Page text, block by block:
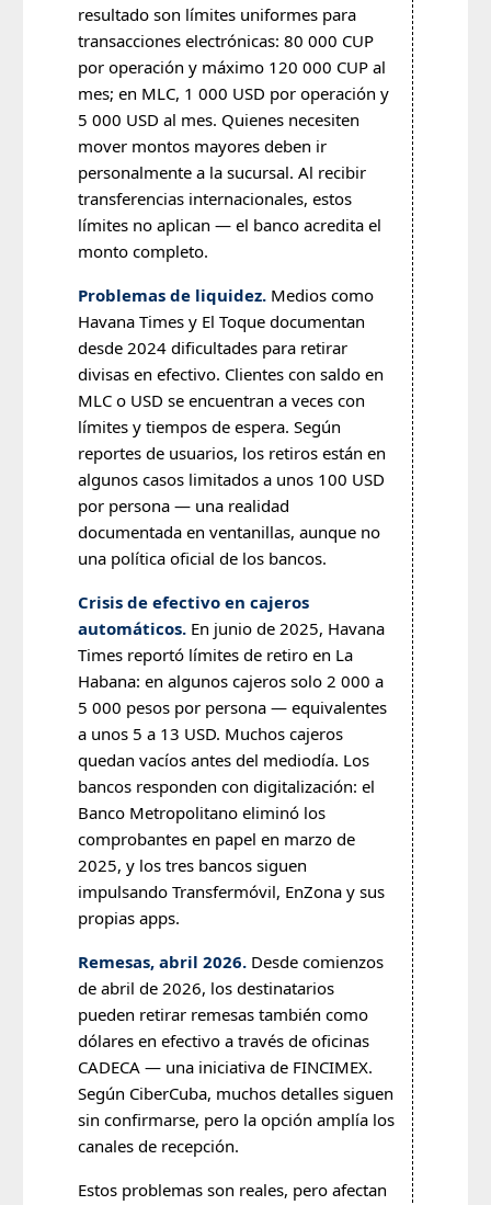
resultado son límites uniformes para
transacciones electrónicas: 80 000 CUP
por operación y máximo 120 000 CUP al
mes; en MLC, 1 000 USD por operación y
5 000 USD al mes. Quienes necesiten
mover montos mayores deben ir
personalmente a la sucursal. Al recibir
transferencias internacionales, estos
límites no aplican — el banco acredita el
monto completo.
Problemas de liquidez. Medios como
Havana Times y El Toque documentan
desde 2024 dificultades para retirar
divisas en efectivo. Clientes con saldo en
MLC o USD se encuentran a veces con
límites y tiempos de espera. Según
reportes de usuarios, los retiros están en
algunos casos limitados a unos 100 USD
por persona — una realidad
documentada en ventanillas, aunque no
una política oficial de los bancos.
Crisis de efectivo en cajeros
automáticos. En junio de 2025, Havana
Times reportó límites de retiro en La
Habana: en algunos cajeros solo 2 000 a
5 000 pesos por persona — equivalentes
a unos 5 a 13 USD. Muchos cajeros
quedan vacíos antes del mediodía. Los
bancos responden con digitalización: el
Banco Metropolitano eliminó los
comprobantes en papel en marzo de
2025, y los tres bancos siguen
impulsando Transfermóvil, EnZona y sus
propias apps.
Remesas, abril 2026. Desde comienzos
de abril de 2026, los destinatarios
pueden retirar remesas también como
dólares en efectivo a través de oficinas
CADECA — una iniciativa de FINCIMEX.
Según CiberCuba, muchos detalles siguen
sin confirmarse, pero la opción amplía los
canales de recepción.
Estos problemas son reales, pero afectan